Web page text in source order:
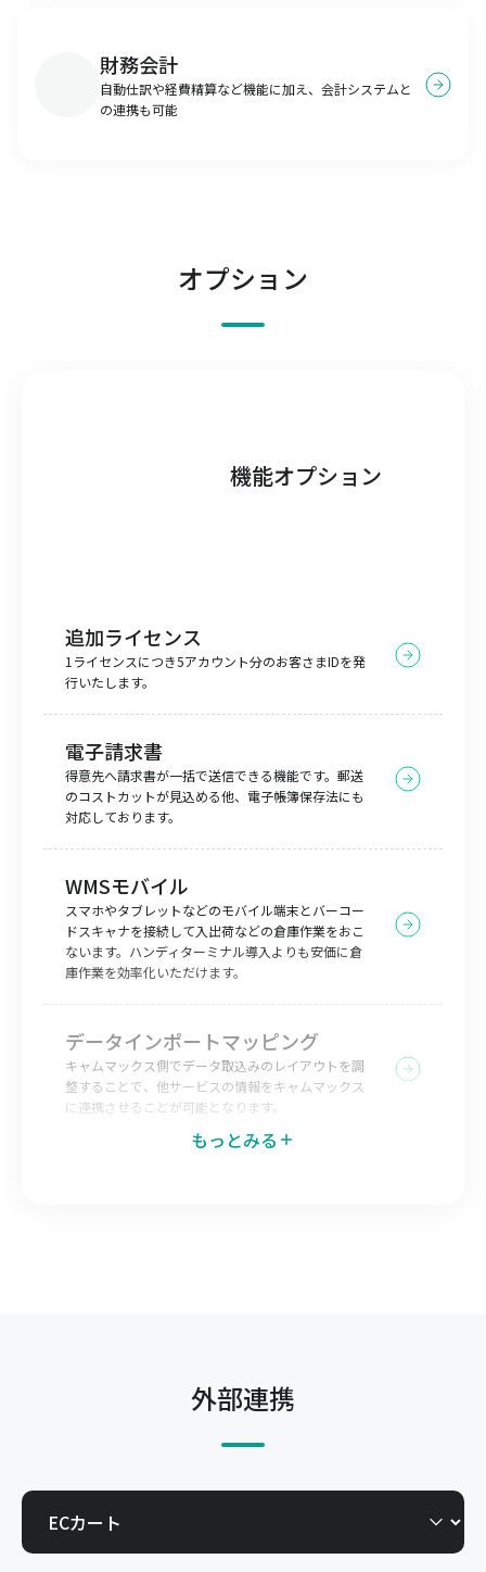
財務会計
自動仕訳や経費精算など機能に加え、会計システムと
の連携も可能
オプション
機能オプション
追加ライセンス
1ライセンスにつき5アカウント分のお客さまIDを発
行いたします。
電子請求書
得意先へ請求書が一括で送信できる機能です。郵送
のコストカットが見込める他、電子帳簿保存法にも
対応しております。
WMSモバイル
スマホやタブレットなどのモバイル端末とバーコー
ドスキャナを接続して入出荷などの倉庫作業をおこ
ないます。ハンディターミナル導入よりも安価に倉
庫作業を効率化いただけます。
データインポートマッピング
キャムマックス側でデータ取込みのレイアウトを調
整することで、他サービスの情報をキャムマックス
に連携させることが可能となります。
引を電子化できます。
得意先へキャムマックスの一部機能を開放すること
です。今までメールやFAX、郵送で行っていた取引
を電子化できます。
もっとみる
外部連携